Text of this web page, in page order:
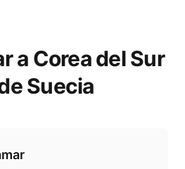
a Corea del Sur
Suecia